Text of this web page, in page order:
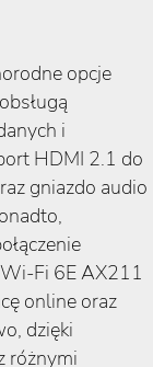
opcje
i
HDMI 2.1 do
gniazdo audio
Fi 6E AX211
online oraz
dzięki
różnymi